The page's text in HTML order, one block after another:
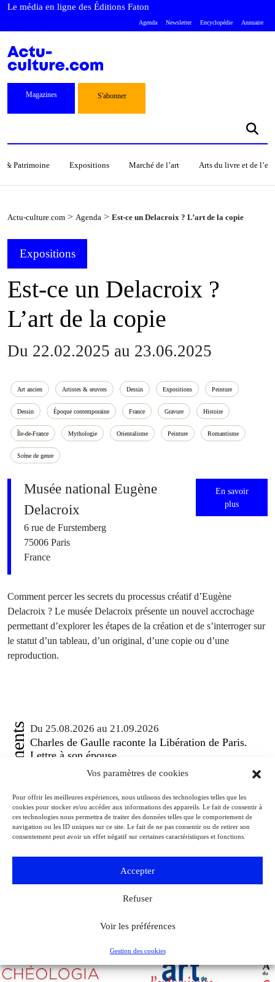
Vos paramètres de cookies
Pour offrir les meilleures expériences, nous utilisons des technologies telles que les
cookies pour stocker et/ou accéder aux informations des appareils. Le fait de consentir à
ces technologies nous permettra de traiter des données telles que le comportement de
navigation ou les ID uniques sur ce site. Le fait de ne pas consentir ou de retirer son
consentement peut avoir un effet négatif sur certaines caractéristiques et fonctions.
Accepter
Refuser
Voir les préférences
Gestion des cookies
Le média en ligne des Éditions Faton
Agenda Newsletter Encyclopédie Annuaire
Magazines S'abonner
& Patrimoine Expositions Marché de l’art Arts du livre et de
Actu-culture.com > Agenda > Est-ce un Delacroix ? L’art de la copie
Expositions
Est-ce un Delacroix ?
L’art de la copie
Du 22.02.2025 au 23.06.2025
Art ancien Artistes & œuvres Dessin Expositions Peinture
Dessin Époque contemporaine France Gravure Histoire
Île-de-France Mythologie Orientalisme Peinture Romantisme
Scène de genre
Musée national Eugène
Delacroix
6 rue de Furstemberg
75006 Paris
France
En savoir
plus
Comment percer les secrets du processus créatif d’Eugène
Delacroix ? Le musée Delacroix présente un nouvel accrochage
permettant d’explorer les étapes de la création et de s’interroger sur
le statut d’un tableau, d’un original, d’une copie ou d’une
reproduction.
Événements Du 25.08.2026 au 21.09.2026
Charles de Gaulle raconte la Libération de Paris.
Lettre à son épouse
Musée de la Libération de Paris – musée du général Leclerc – musée
À l’occasion de l’anniversaire de la Libération de Paris, le musée de la
Libération de Paris – musée du général Leclerc – musée Jean Moulin
expose la lettre du 27 août 1944 de Charles de Gaulle à son épouse
Yvonne, lui narrant les événements de la Libération de Paris.
Voir tous les événements